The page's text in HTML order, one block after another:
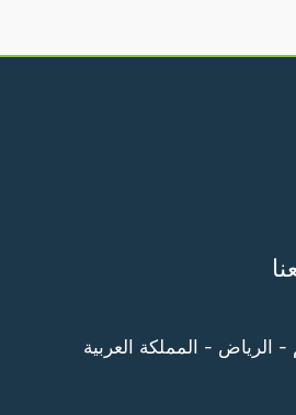
- الرياض - المملكة العربية